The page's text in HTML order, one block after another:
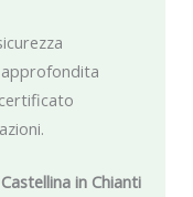
approfondita
in Chianti